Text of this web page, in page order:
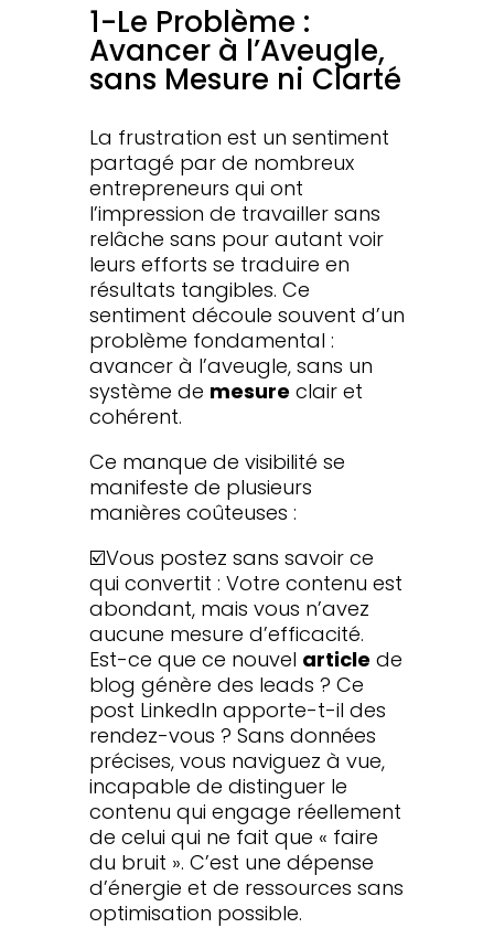
1-Le Problème :
Avancer à l’Aveugle,
sans Mesure ni Clarté
La frustration est un sentiment
partagé par de nombreux
entrepreneurs qui ont
l’impression de travailler sans
relâche sans pour autant voir
leurs efforts se traduire en
résultats tangibles. Ce
sentiment découle souvent d’un
problème fondamental :
avancer à l’aveugle, sans un
système de mesure clair et
cohérent.
Ce manque de visibilité se
manifeste de plusieurs
manières coûteuses :
☑️Vous postez sans savoir ce
qui convertit : Votre contenu est
abondant, mais vous n’avez
aucune mesure d’efficacité.
Est-ce que ce nouvel article de
blog génère des leads ? Ce
post LinkedIn apporte-t-il des
rendez-vous ? Sans données
précises, vous naviguez à vue,
incapable de distinguer le
contenu qui engage réellement
de celui qui ne fait que « faire
du bruit ». C’est une dépense
d’énergie et de ressources sans
optimisation possible.